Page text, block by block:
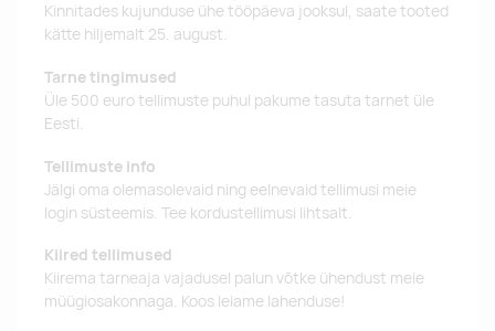
Kinnitades kujunduse ühe tööpäeva jooksul, saate tooted
kätte hiljemalt 25. august.
Tarne tingimused
Üle 500 euro tellimuste puhul pakume tasuta tarnet üle
Eesti.
Tellimuste info
Jälgi oma olemasolevaid ning eelnevaid tellimusi meie
login süsteemis. Tee kordustellimusi lihtsalt.
Kiired tellimused
Kiirema tarneaja vajadusel palun võtke ühendust meie
müügiosakonnaga. Koos leiame lahenduse!